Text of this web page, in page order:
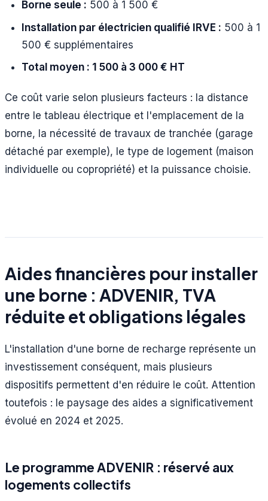
Borne seule : 500 à 1 500 €
Installation par électricien qualifié IRVE : 500 à 1
500 € supplémentaires
Total moyen : 1 500 à 3 000 € HT
Ce coût varie selon plusieurs facteurs : la distance
entre le tableau électrique et l'emplacement de la
borne, la nécessité de travaux de tranchée (garage
détaché par exemple), le type de logement (maison
individuelle ou copropriété) et la puissance choisie.
Aides financières pour installer
une borne : ADVENIR, TVA
réduite et obligations légales
L'installation d'une borne de recharge représente un
investissement conséquent, mais plusieurs
dispositifs permettent d'en réduire le coût. Attention
toutefois : le paysage des aides a significativement
évolué en 2024 et 2025.
Le programme ADVENIR : réservé aux
logements collectifs